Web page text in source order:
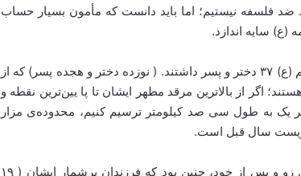
ضد فلسفه نیستیم؛ اما باید دانست که مأمون بسیار حساب‌
(ع) سایه اندازد.
۲⃣ دوم : اجبار به امام رضا (ع) در پذیرش #ولایت_عهدی. امام کاظم (ع) ۳۷ دختر و پسر داشتند. ( نوزده دختر و هجده پسر) که از
۳۴ تن دیگر در فلات ایران هستند؛ اگر از بالاترین مرقد مطهر ایشان تا پا یین‌ترین نقطه و
به طول سی صد کیلومتر ترسیم کنیم، محدوده‌‌ی مزار
در واقع #طرح_استراتژیک_امام_کاظم (ع) با علم به وقایع پیش رو و پس از خود، چنین بود ‌که فرزندان پرشمار ایشان ( ۱۹